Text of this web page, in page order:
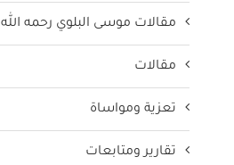
مقالات موسى البلوي رحمه الله
مقالات
تعزية ومواساة
تقارير ومتابعات